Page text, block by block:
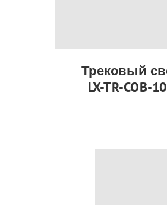
Трековый
LX-TR-COB-